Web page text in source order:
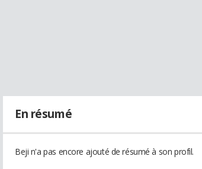
En résumé
Beji n'a pas encore ajouté de résumé à son profil.